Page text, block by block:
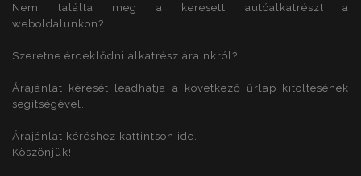
Nem találta meg a keresett autóalkatrészt a
weboldalunkon?
Szeretne érdeklődni alkatrész árainkról?
Árajánlat kérését leadhatja a következő űrlap kitöltésének
segítségével.
Árajánlat kéréshez kattintson ide.
Köszönjük!
Célzás Funkcionalitás